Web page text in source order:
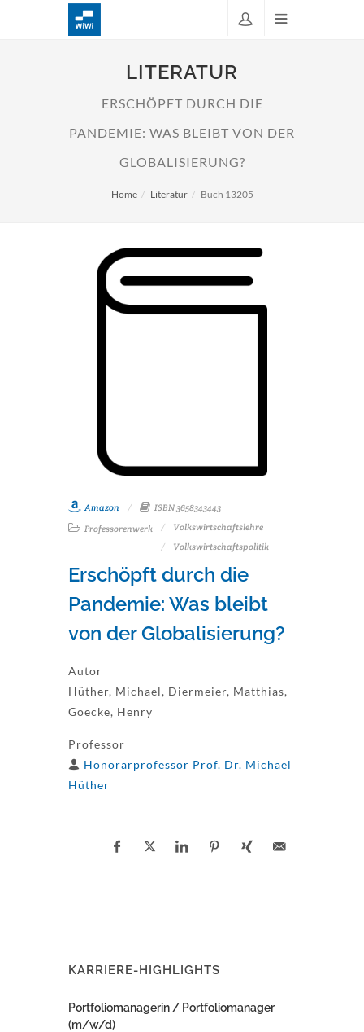
LITERATUR
ERSCHÖPFT DURCH DIE
PANDEMIE: WAS BLEIBT VON DER
GLOBALISIERUNG?
Home Literatur Buch 13205
Amazon
ISBN 3658343443
Professorenwerk
Volkswirtschaftslehre
Volkswirtschaftspolitik
Erschöpft durch die
Pandemie: Was bleibt
von der Globalisierung?
Autor
Hüther, Michael, Diermeier, Matthias,
Goecke, Henry
Professor
Honorarprofessor Prof. Dr. Michael
Hüther
KARRIERE-HIGHLIGHTS
Portfoliomanagerin / Portfoliomanager
(m/w/d)